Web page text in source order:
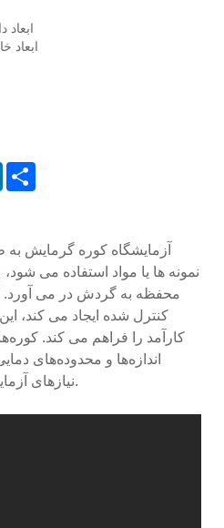
ابعاد داخلی:
ابعاد خارجی:
LinkedIn
آزمایشگاه کوره گرمایش
نمونه ها یا مواد استفاده می
محفظه به گردش در می
کنترل شده ایجاد می کند،
کارآمد را فراهم می کند.
اندازه‌ها و محدوده‌های
نیازهای آزمایشگاهی خاص موجود هستند.